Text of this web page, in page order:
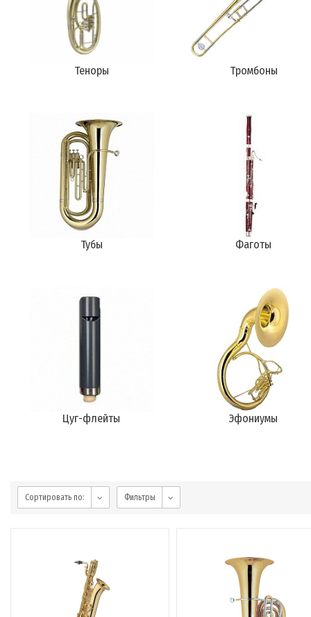
Теноры Тромбоны
Тубы Фаготы
Цуг-флейты Эфониумы
Сортировать по: Фильтры